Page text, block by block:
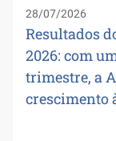
28/07/2026
Resultados
2026: com
trimestre, a
crescimento